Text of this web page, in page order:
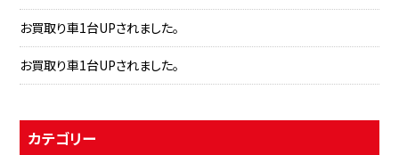
お買取り車1台UPされました。
お買取り車1台UPされました。
カテゴリー